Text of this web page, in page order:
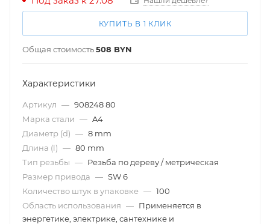
КУПИТЬ В 1 КЛИК
Общая стоимость508 BYN
Характеристики
Артикул — 908248 80
Марка стали — A4
Диаметр (d) — 8 mm
Длина (l) — 80 mm
Тип резьбы — Резьба по дереву / метрическая
Размер привода — SW 6
Количество штук в упаковке — 100
Область использования — Применяется в
энергетике, электрике, сантехнике и